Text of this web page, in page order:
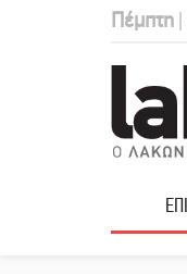
Πέμπτη